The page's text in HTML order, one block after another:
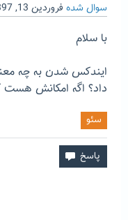
سوال شده فروردین 13, 1397
با سلام
ایندکس شدن به چه
داد؟ اگه امکانش هست
سئو